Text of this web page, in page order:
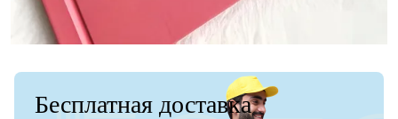
Бесплатная доставка